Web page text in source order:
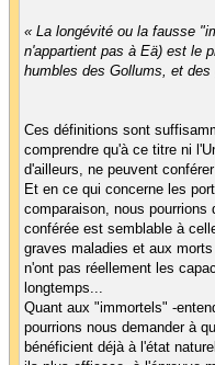
« La longévité ou la fausse
n'appartient pas à Eä) est le
humbles des Gollums, et
Ces définitions sont
comprendre qu'à ce titre ni
d'ailleurs, ne peuvent
Et en ce qui concerne les
comparaison, nous pourrions
conférée est semblable à
graves maladies et aux
n'ont pas réellement les
longtemps...
Quant aux "immortels" -
pourrions nous demander à
bénéficient déjà à l'état